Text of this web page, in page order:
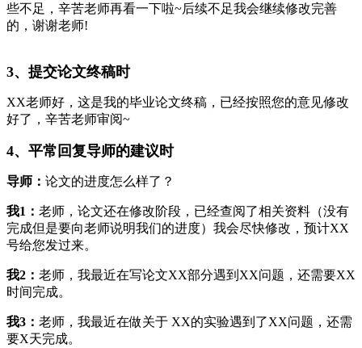
些不足，辛苦老师再看一下啦~后续不足我会继续修改完善
的，谢谢老师!
3、提交论文终稿时
XX老师好，这是我的毕业论文终稿，已经按照您的意见修改
好了，辛苦老师审阅~
4、平常回复导师的建议时
导师： 论文的进度怎么样了？
我1： 老师，论文还在修改阶段，已经查阅了相关资料（没有
完成但是要向老师说明我们的进度）我会尽快修改，预计XX
号给您发过来。
我2： 老师，我最近在写论文XX部分遇到XX问题，还需要XX
时间完成。
我3： 老师，我最近在做关于 XX的实验遇到了XX问题，还需
要X天完成。